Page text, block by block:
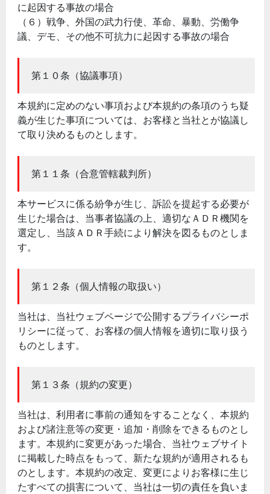
に起因する事故の場合
（６）戦争、外国の武力行使、革命、暴動、労働争
議、デモ、その他不可抗力に起因する事故の場合
第１０条（協議事項）
本規約に定めのない事項および本規約の条項のうち疑
義が生じた事項については、お客様と当社とが協議し
て取り決めるものとします。
第１１条（合意管轄裁判所）
本サービスに係る紛争が生じ、訴訟を提起する必要が
生じた場合は、当事者協議の上、適切なＡＤＲ機関を
選定し、当該ＡＤＲ手続により解決を図るものとしま
す。
第１２条（個人情報の取扱い）
当社は、当社ウェブページで公開するプライバシーポ
リシーに従って、お客様の個人情報を適切に取り扱う
ものとします。
第１３条（規約の変更）
当社は、利用者に事前の通知をすることなく、本規約
および諸注意等の変更・追加・削除をできるものとし
ます。本規約に変更があった場合、当社ウェブサイト
に掲載した時点をもって、新たな規約が適用されるも
のとします。本規約の改定、変更によりお客様に生じ
たすべての損害について、当社は一切の責任を負いま